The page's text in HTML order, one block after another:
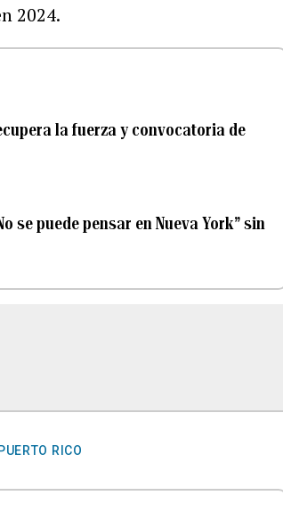
2024.
la fuerza y convocatoria de
se puede pensar en Nueva York” sin
RICO